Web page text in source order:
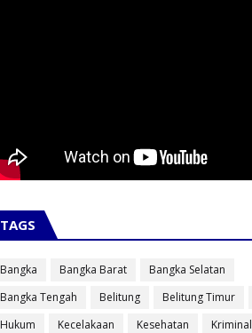
TAGS
Bangka Bangka Barat
Bangka Selatan
Bangka Tengah
Belitung Belitung Timur
Hukum
Kecelakaan Kesehatan
Kriminal